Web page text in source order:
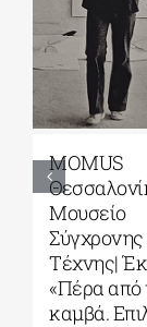
Γκαλερί
Σοφία
Things to